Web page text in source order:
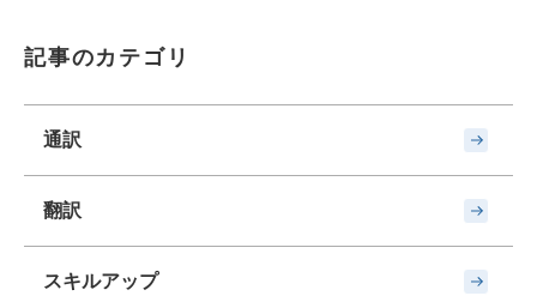
記事のカテゴリ
通訳
翻訳
スキルアップ